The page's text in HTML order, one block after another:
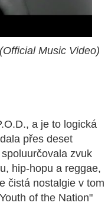
Music Video)
a je to logická
přes deset
zvuk
hip-hopu a reggae,
čistá nostalgie v tom
of the Nation"